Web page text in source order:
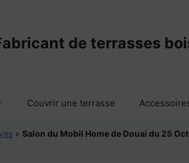
de terrasses
Couvrir une terrasse
» Salon du Mobil Home de Douai du 25